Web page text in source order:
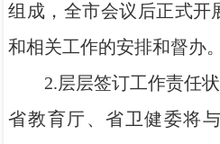
组成，全市会议后正式开
和相关工作的安排和督办。
2.层层签订工作责任状
省教育厅、省卫健委将